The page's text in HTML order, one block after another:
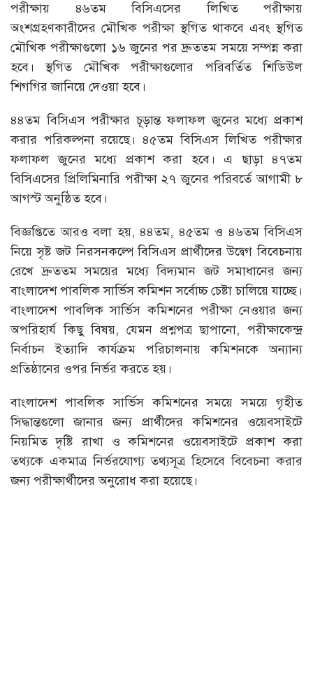
পরীক্ষায় ৪৬তম বিসিএসের লিখিত পরীক্ষায়
অংশগ্রহণকারীদের মৌখিক পরীক্ষা স্থগিত থাকবে এবং স্থগিত
মৌখিক পরীক্ষাগুলো ১৬ জুনের পর দ্রুততম সময়ে সম্পন্ন করা
হবে। স্থগিত মৌখিক পরীক্ষাগুলোর পরিবর্তিত শিডিউল
শিগগির জানিয়ে দেওয়া হবে।
৪৪তম বিসিএস পরীক্ষার চূড়ান্ত ফলাফল জুনের মধ্যে প্রকাশ
করার পরিকল্পনা রয়েছে। ৪৫তম বিসিএস লিখিত পরীক্ষার
ফলাফল জুনের মধ্যে প্রকাশ করা হবে। এ ছাড়া ৪৭তম
বিসিএসের প্রিলিমিনারি পরীক্ষা ২৭ জুনের পরিবর্তে আগামী ৮
আগস্ট অনুষ্ঠিত হবে।
বিজ্ঞপ্তিতে আরও বলা হয়, ৪৪তম, ৪৫তম ও ৪৬তম বিসিএস
নিয়ে সৃষ্ট জট নিরসনকল্পে বিসিএস প্রার্থীদের উদ্বেগ বিবেচনায়
রেখে দ্রুততম সময়ের মধ্যে বিদ্যমান জট সমাধানের জন্য
বাংলাদেশ পাবলিক সার্ভিস কমিশন সর্বোচ্চ চেষ্টা চালিয়ে যাচ্ছে।
বাংলাদেশ পাবলিক সার্ভিস কমিশনের পরীক্ষা নেওয়ার জন্য
অপরিহার্য কিছু বিষয়, যেমন প্রশ্নপত্র ছাপানো, পরীক্ষাকেন্দ্র
নির্বাচন ইত্যাদি কার্যক্রম পরিচালনায় কমিশনকে অন্যান্য
প্রতিষ্ঠানের ওপর নির্ভর করতে হয়।
বাংলাদেশ পাবলিক সার্ভিস কমিশনের সময়ে সময়ে গৃহীত
সিদ্ধান্তগুলো জানার জন্য প্রার্থীদের কমিশনের ওয়েবসাইটে
নিয়মিত দৃষ্টি রাখা ও কমিশনের ওয়েবসাইটে প্রকাশ করা
তথ্যকে একমাত্র নির্ভরযোগ্য তথ্যসূত্র হিসেবে বিবেচনা করার
জন্য পরীক্ষার্থীদের অনুরোধ করা হয়েছে।